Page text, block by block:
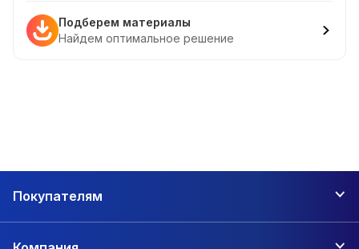
Подберем материалы
Найдем оптимальное решение
Покупателям